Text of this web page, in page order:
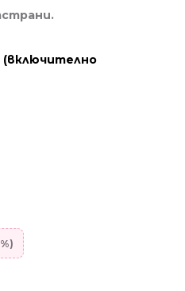
(включително